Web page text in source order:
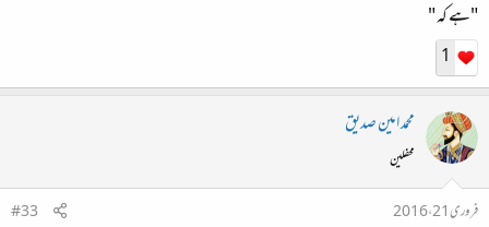
"ہے کہ "
1
محمد امین صدیق
محفلین
فروری 21، 2016
#33